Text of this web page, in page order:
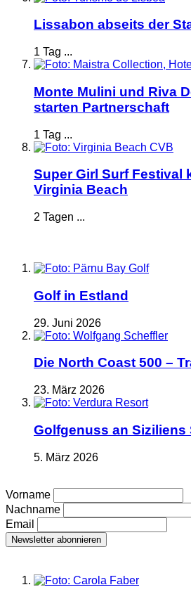
Lissabon abseits der
1 Tag ...
Monte Mulini und Riva
starten Partnerschaft
1 Tag ...
Super Girl Surf Festival
Virginia Beach
2 Tagen ...
Golf in Estland
29. Juni 2026
Die North Coast 500 –
23. März 2026
Golfgenuss an Siziliens
5. März 2026
Vorname
Nachname
Email